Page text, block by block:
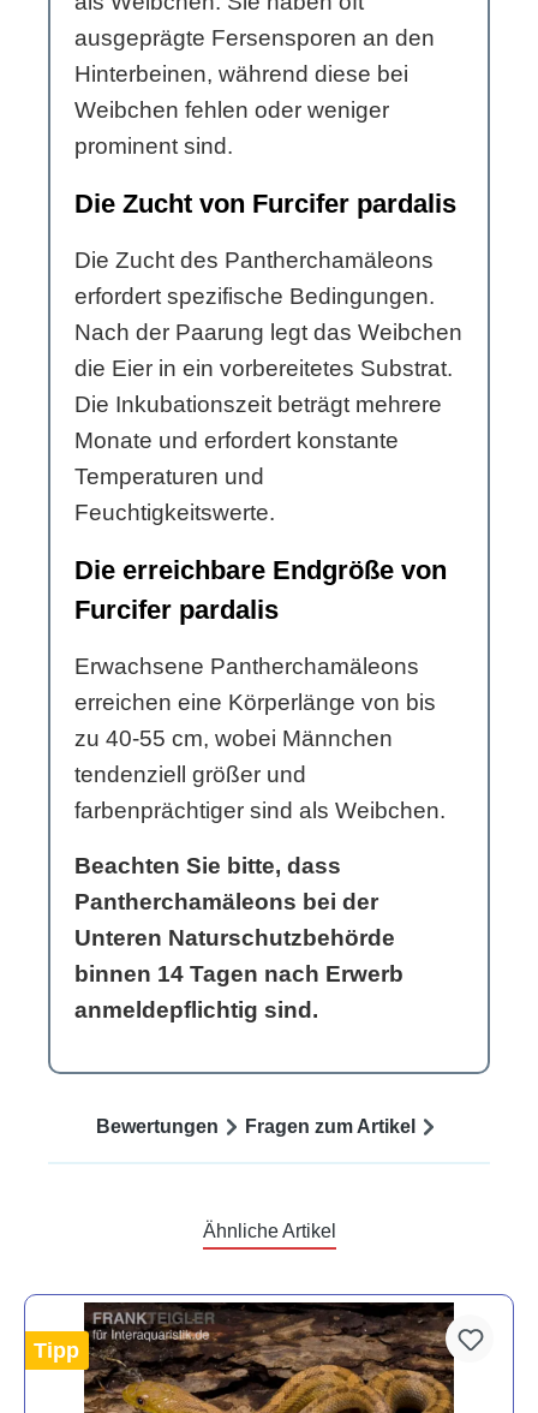
ausgeprägte Fersensporen an den
Hinterbeinen, während diese bei
Weibchen fehlen oder weniger
prominent sind.
Die Zucht von Furcifer pardalis
Die Zucht des Pantherchamäleons
erfordert spezifische Bedingungen.
Nach der Paarung legt das Weibchen
die Eier in ein vorbereitetes Substrat.
Die Inkubationszeit beträgt mehrere
Monate und erfordert konstante
Temperaturen und
Feuchtigkeitswerte.
Die erreichbare Endgröße von
Furcifer pardalis
Erwachsene Pantherchamäleons
erreichen eine Körperlänge von bis
zu 40-55 cm, wobei Männchen
tendenziell größer und
farbenprächtiger sind als Weibchen.
Beachten Sie bitte, dass
Pantherchamäleons bei der
Unteren Naturschutzbehörde
binnen 14 Tagen nach Erwerb
anmeldepflichtig sind.
Bewertungen Fragen zum Artikel
Ähnliche Artikel
Tipp